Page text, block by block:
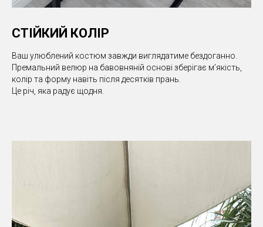
СТІЙКИЙ КОЛІР
Ваш улюблений костюм завжди виглядатиме бездоганно.
Премальний велюр на бавовняній основі зберігає м’якість,
колір та форму навіть після десятків прань.
Це річ, яка радує щодня.